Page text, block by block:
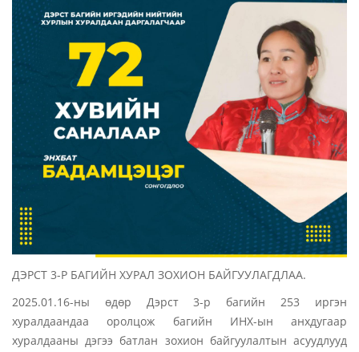
ДЭРСТ 3-Р БАГИЙН ХУРАЛ ЗОХИОН БАЙГУУЛАГДЛАА.
2025.01.16-ны өдөр Дэрст 3-р багийн 253 иргэн
хуралдаандаа оролцож багийн ИНХ-ын анхдугаар
хуралдааны дэгээ батлан зохион байгуулалтын асуудлууд